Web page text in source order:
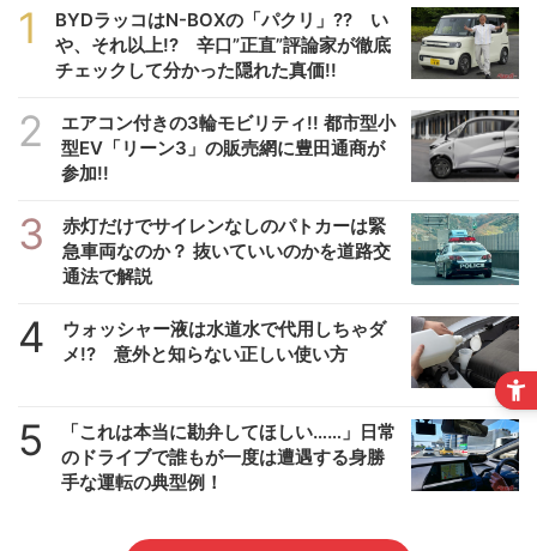
1
BYDラッコはN-BOXの「パクリ」?? い
や、それ以上!? 辛口”正直”評論家が徹底
チェックして分かった隠れた真価!!
2
エアコン付きの3輪モビリティ!! 都市型小
型EV「リーン3」の販売網に豊田通商が
参加!!
3
赤灯だけでサイレンなしのパトカーは緊
急車両なのか？ 抜いていいのかを道路交
通法で解説
4
ウォッシャー液は水道水で代用しちゃダ
メ!? 意外と知らない正しい使い方
5
「これは本当に勘弁してほしい……」日常
のドライブで誰もが一度は遭遇する身勝
手な運転の典型例！